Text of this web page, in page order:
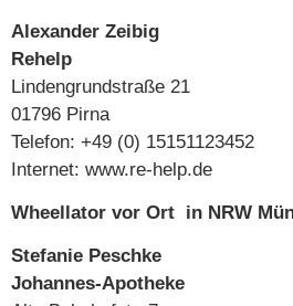
Alexander Zeibig
Rehelp
Lindengrundstraße 21
01796 Pirna
Telefon: +49 (0) 15151123452
Internet: www.re-help.de
Wheellator vor Ort in NRW
Stefanie Peschke
Johannes-Apotheke